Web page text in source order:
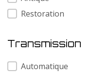
Restoration
Transmission
Transmission
Automatique